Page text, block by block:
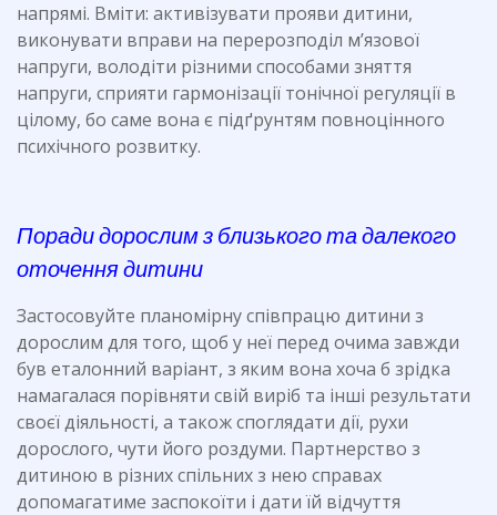
напрямі. Вміти: активізувати прояви дитини,
виконувати вправи на перерозподіл м’язової
напруги, володіти різними способами зняття
напруги, сприяти гармонізації тонічної регуляції в
цілому, бо саме вона є підґрунтям повноцінного
психічного розвитку.
Поради дорослим з близького та далекого
оточення дитини
Застосовуйте планомірну співпрацю дитини з
дорослим для того, щоб у неї перед очима завжди
був еталонний варіант, з яким вона хоча б зрідка
намагалася порівняти свій виріб та інші результати
своєї діяльності, а також споглядати дії, рухи
дорослого, чути його роздуми. Партнерство з
дитиною в різних спільних з нею справах
допомагатиме заспокоїти і дати їй відчуття